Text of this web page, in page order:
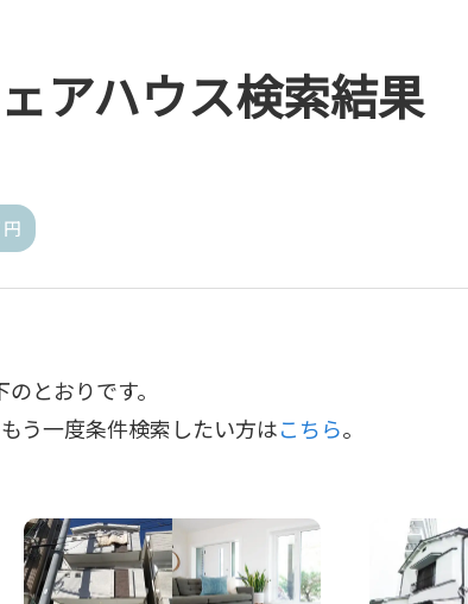
アハウス検索結果
とおりです。
う一度条件検索したい方はこちら。